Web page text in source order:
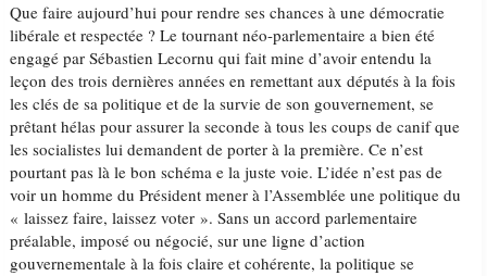
Que faire aujourd’hui pour rendre ses chances à une démocratie
libérale et respectée ? Le tournant néo-parlementaire a bien été
engagé par Sébastien Lecornu qui fait mine d’avoir entendu la
leçon des trois dernières années en remettant aux députés à la fois
les clés de sa politique et de la survie de son gouvernement, se
prêtant hélas pour assurer la seconde à tous les coups de canif que
les socialistes lui demandent de porter à la première. Ce n’est
pourtant pas là le bon schéma e la juste voie. L’idée n’est pas de
voir un homme du Président mener à l’Assemblée une politique du
« laissez faire, laissez voter ». Sans un accord parlementaire
préalable, imposé ou négocié, sur une ligne d’action
gouvernementale à la fois claire et cohérente, la politique se